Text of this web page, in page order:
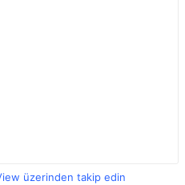
üzerinden takip edin